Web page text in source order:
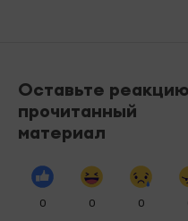
Оставьте
прочитанный
материал
0 0 0